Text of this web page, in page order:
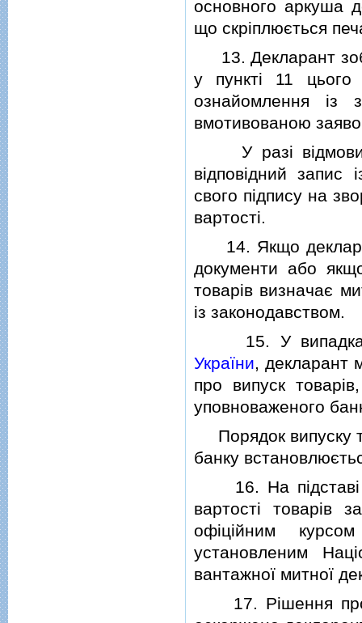
основного аркуша
що скрiплюється
13. Декларант
у пунктi 11 цього
ознайомлення iз
вмотивованою
У разi вiдмови
вiдповiдний запис
свого пiдпису на
вартостi.
14. Якщо
документи або
товарiв визначає
iз законодавством.
15. У
України, декларант
про випуск
уповноваженого
Порядок випуску
банку
16. На пiдставi
вартостi товарiв
офiцiйним
установленим
вантажної митної
17. Рiшення про